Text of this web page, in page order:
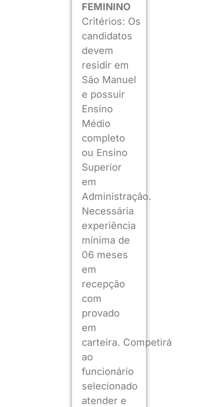
FEMININO
Critérios: Os
candidatos
devem
residir em
São Manuel
e possuir
Ensino
Médio
completo
ou Ensino
Superior
em
Administração.
Necessária
experiência
mínima de
06 meses
em
recepção
com
provado
em
carteira. Competirá
ao
funcionário
selecionado
atender e